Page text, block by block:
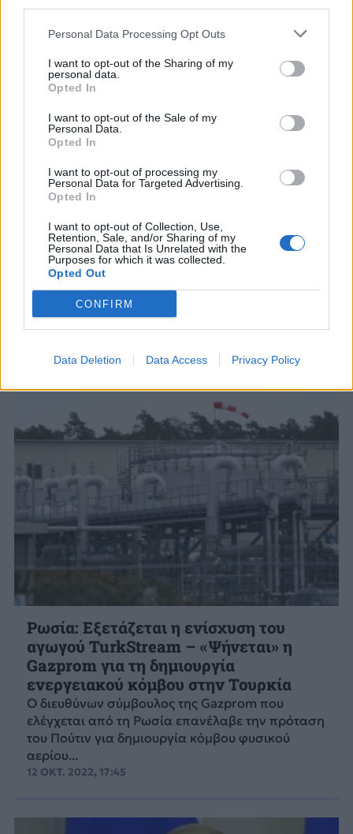
Personal Data Processing Opt Outs
I want to opt-out of the Sharing of my
personal data.
Opted In
I want to opt-out of the Sale of my
Personal Data.
Opted In
I want to opt-out of processing my
Personal Data for Targeted Advertising.
Opted In
I want to opt-out of Collection, Use,
Retention, Sale, and/or Sharing of my
Personal Data that Is Unrelated with the
Purposes for which it was collected.
Opted Out
CONFIRM
Data Deletion Data Access Privacy Policy
φυσικού αερίου TurkStream δεν μπορεί να
αντικαταστήσει τους αγωγούς Nord Stream, που
έχουν...
13 ΟΚΤ. 2022, 17:47
Ρωσία: Εξετάζεται η ενίσχυση του
αγωγού TurkStream – «Ψήνεται» η
Gazprom για τη δημιουργία
ενεργειακού κόμβου στην Τουρκία
Ο διευθύνων σύμβουλος της Gazprom που
ελέγχεται από τη Ρωσία επανέλαβε την πρόταση
του Πούτιν για δημιουργία κόμβου φυσικού
αερίου...
12 ΟΚΤ. 2022, 17:45